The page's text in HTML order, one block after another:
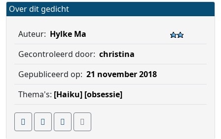
Over dit gedicht
Auteur: Hylke Ma
Gecontroleerd door: christina
Gepubliceerd op: 21 november 2018
Thema's: [Haiku] [obsessie]